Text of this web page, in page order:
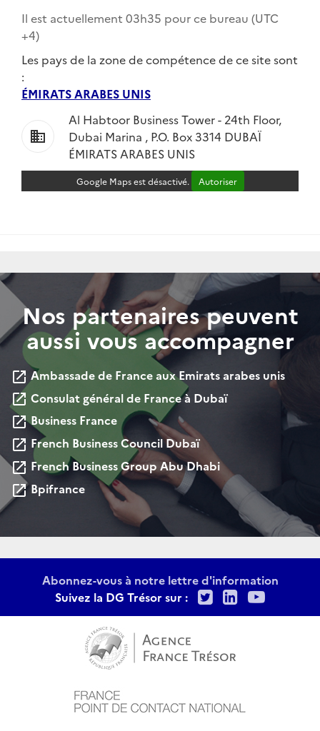
Il est actuellement 03h35 pour ce bureau (UTC
+4)
Les pays de la zone de compétence de ce site sont
:
ÉMIRATS ARABES UNIS
business
Al Habtoor Business Tower - 24th Floor,
Dubai Marina , P.O. Box 3314 DUBAÏ
ÉMIRATS ARABES UNIS
Google Maps est désactivé. Autoriser
Nos partenaires peuvent
aussi vous accompagner
launch Ambassade de France aux Emirats arabes unis
launch Consulat général de France à Dubaï
launchBusiness France
launch French Business Council Dubaï
launch French Business Group Abu Dhabi
launchBpifrance
Abonnez-vous à notre lettre d'information
Suivez la DG Trésor sur :
TwitterLinkedIn